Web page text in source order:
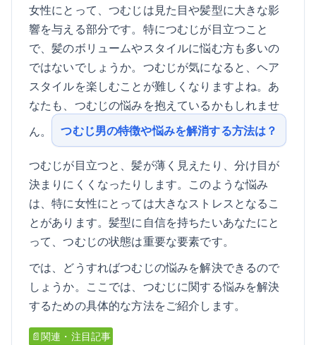
女性にとって、つむじは見た目や髪型に大きな影
響を与える部分です。特につむじが目立つこと
で、髪のボリュームやスタイルに悩む方も多いの
ではないでしょうか。つむじが気になると、ヘア
スタイルを楽しむことが難しくなりますよね。あ
なたも、つむじの悩みを抱えているかもしれませ
ん。
つむじ男の特徴や悩みを解消する方法は？
つむじが目立つと、髪が薄く見えたり、分け目が
決まりにくくなったりします。このような悩み
は、特に女性にとっては大きなストレスとなるこ
とがあります。髪型に自信を持ちたいあなたにと
って、つむじの状態は重要な要素です。
では、どうすればつむじの悩みを解決できるので
しょうか。ここでは、つむじに関する悩みを解決
するための具体的な方法をご紹介します。
📄関連・注目記事